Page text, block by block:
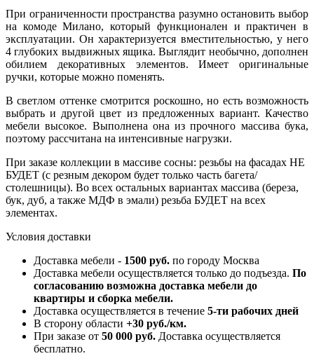
При ограниченности пространства разумно остановить выбор
на комоде Милано, который функционален и практичен в
эксплуатации. Он характеризуется вместительностью, у него
4 глубоких выдвижных ящика. Выглядит необычно, дополнен
обилием декоративных элементов. Имеет оригинальные
ручки, которые можно поменять.
В светлом оттенке смотрится роскошно, но есть возможность
выбрать и другой цвет из предложенных вариант. Качество
мебели высокое. Выполнена она из прочного массива бука,
поэтому рассчитана на интенсивные нагрузки.
При заказе коллекции в массиве сосны: резьбы на фасадах НЕ
БУДЕТ (с резным декором будет только часть багета/
столешницы). Во всех остальных вариантах массива (береза,
бук, дуб, а также МДФ в эмали) резьба БУДЕТ на всех
элементах.
Условия доставки
Доставка мебели - 1500 руб. по городу Москва
Доставка мебели осуществляется только до подъезда. По
согласованию возможна доставка мебели до
квартиры и сборка мебели.
Доставка осуществляется в течение 5-ти рабочих дней
В сторону области +30 руб./км.
При заказе от 50 000 руб. Доставка осуществляется
бесплатно.